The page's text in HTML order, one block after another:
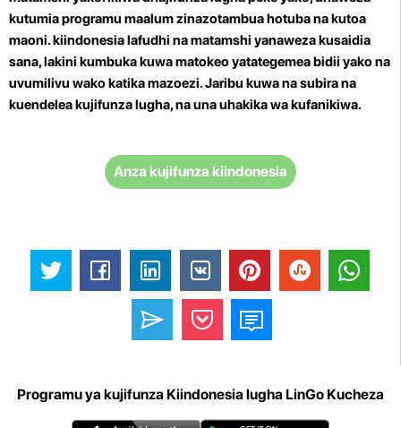
kutumia programu maalum zinazotambua hotuba na kutoa
maoni. kiindonesia lafudhi na matamshi yanaweza kusaidia
sana, lakini kumbuka kuwa matokeo yatategemea bidii yako na
uvumilivu wako katika mazoezi. Jaribu kuwa na subira na
kuendelea kujifunza lugha, na una uhakika wa kufanikiwa.
Anza kujifunza kiindonesia
Programu ya kujifunza Kiindonesia lugha LinGo Kucheza